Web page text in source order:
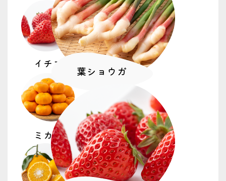
2026.07.06
トピックス
青壮年部
食農体験
千代田小 大豆播種体験 青壮年部東部支部
食育事業班
トピックス 食農体験
茶どころ静岡で横浜市の小学生が手揉み体
2026.06.29
重要なお知らせ
イチゴ
ミカン
葉ショウガ